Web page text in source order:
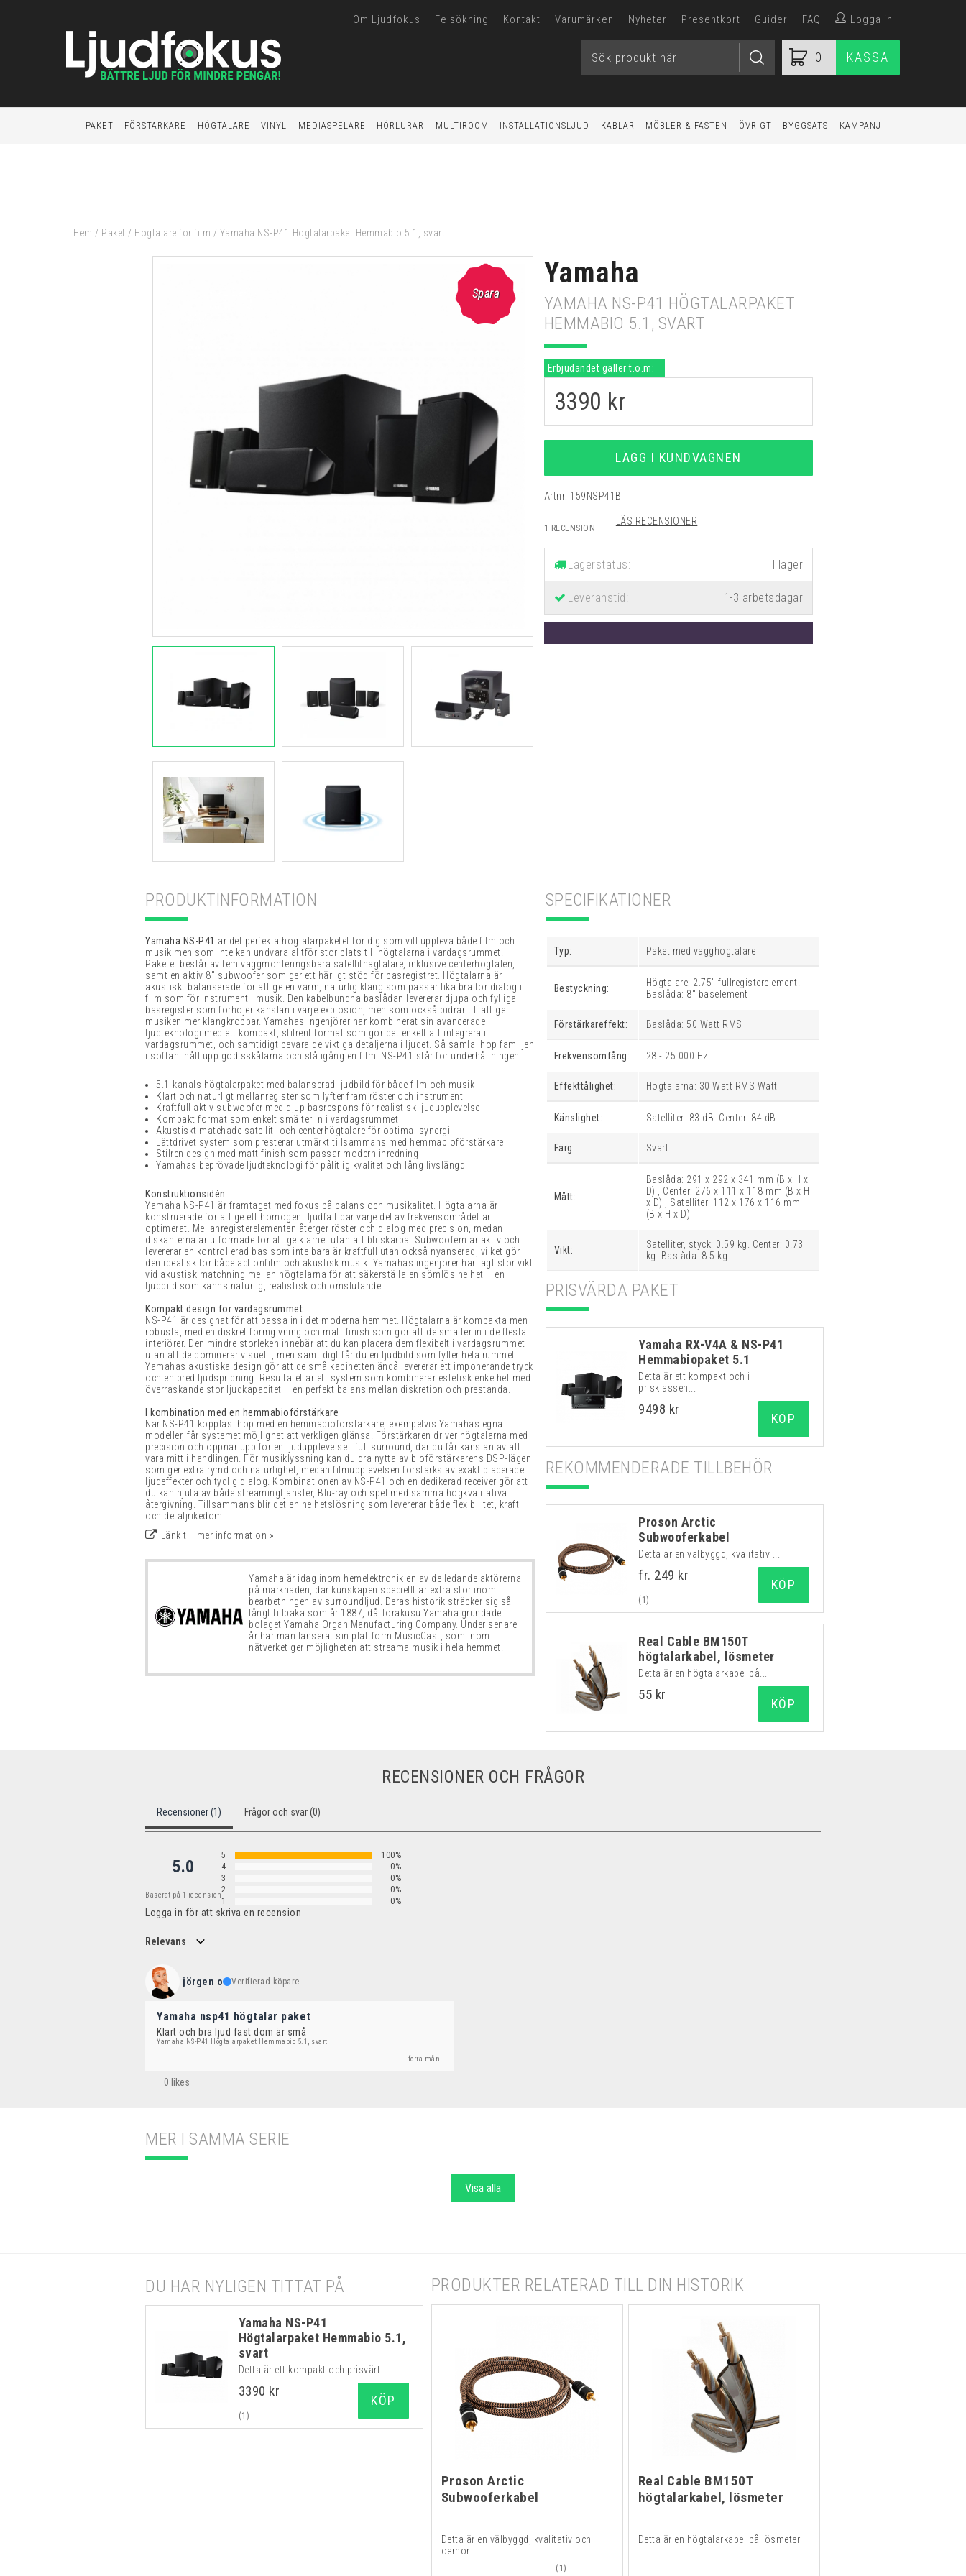
Om Ljudfokus Felsökning Kontakt Varumärken Nyheter Presentkort Guider FAQ Logga in
0 KASSA
PAKET FÖRSTÄRKARE HÖGTALARE VINYL MEDIASPELARE HÖRLURAR MULTIROOM INSTALLATIONSLJUD KABLAR MÖBLER & FÄSTEN ÖVRIGT BYGGSATS KAMPANJ
Hem / Paket / Högtalare för film / Yamaha NS-P41 Högtalarpaket Hemmabio 5.1, svart
Spara
Yamaha
YAMAHA NS-P41 HÖGTALARPAKET
HEMMABIO 5.1, SVART
Erbjudandet gäller t.o.m:
3390 kr
LÄGG I KUNDVAGNEN
Artnr: 159NSP41B
1 RECENSION
LÄS RECENSIONER
Lagerstatus:
Leveranstid: 1-3 arbetsdagar
PRODUKTINFORMATION
Yamaha NS-P41 är det perfekta högtalarpaketet för dig som vill uppleva både film och
musik men som inte kan undvara alltför stor plats till högtalarna i vardagsrummet.
Paketet består av fem väggmonteringsbara satellithägtalare, inklusive centerhögtalen,
samt en aktiv 8" subwoofer som ger ett härligt stöd för basregistret. Högtalarna är
akustiskt balanserade för att ge en varm, naturlig klang som passar lika bra för dialog i
film som för instrument i musik. Den kabelbundna baslådan levererar djupa och fylliga
basregister som förhöjer känslan i varje explosion, men som också bidrar till att ge
musiken mer klangkroppar. Yamahas ingenjörer har kombinerat sin avancerade
ljudteknologi med ett kompakt, stilrent format som gör det enkelt att integrera i
vardagsrummet, och samtidigt bevara de viktiga detaljerna i ljudet. Så samla ihop familjen
i soffan. håll upp godisskålarna och slå igång en film. NS-P41 står för underhållningen.
5.1-kanals högtalarpaket med balanserad ljudbild för både film och musik
Klart och naturligt mellanregister som lyfter fram röster och instrument
Kraftfull aktiv subwoofer med djup basrespons för realistisk ljudupplevelse
Kompakt format som enkelt smälter in i vardagsrummet
Akustiskt matchade satellit- och centerhögtalare för optimal synergi
Lättdrivet system som presterar utmärkt tillsammans med hemmabioförstärkare
Stilren design med matt finish som passar modern inredning
Yamahas beprövade ljudteknologi för pålitlig kvalitet och lång livslängd
Konstruktionsidén
Yamaha NS-P41 är framtaget med fokus på balans och musikalitet. Högtalarna är
konstruerade för att ge ett homogent ljudfält där varje del av frekvensområdet är
optimerat. Mellanregisterelementen återger röster och dialog med precision, medan
diskanterna är utformade för att ge klarhet utan att bli skarpa. Subwoofern är aktiv och
levererar en kontrollerad bas som inte bara är kraftfull utan också nyanserad, vilket gör
den idealisk för både actionfilm och akustisk musik. Yamahas ingenjörer har lagt stor vikt
vid akustisk matchning mellan högtalarna för att säkerställa en sömlös helhet – en
ljudbild som känns naturlig, realistisk och omslutande.
Kompakt design för vardagsrummet
NS-P41 är designat för att passa in i det moderna hemmet. Högtalarna är kompakta men
robusta, med en diskret formgivning och matt finish som gör att de smälter in i de flesta
interiörer. Den mindre storleken innebär att du kan placera dem flexibelt i vardagsrummet
utan att de dominerar visuellt, men samtidigt får du en ljudbild som fyller hela rummet.
Yamahas akustiska design gör att de små kabinetten ändå levererar ett imponerande tryck
och en bred ljudspridning. Resultatet är ett system som kombinerar estetisk enkelhet med
överraskande stor ljudkapacitet – en perfekt balans mellan diskretion och prestanda.
I kombination med en hemmabioförstärkare
När NS-P41 kopplas ihop med en hemmabioförstärkare, exempelvis Yamahas egna
modeller, får systemet möjlighet att verkligen glänsa. Förstärkaren driver högtalarna med
precision och öppnar upp för en ljudupplevelse i full surround, där du får känslan av att
vara mitt i handlingen. För musiklyssning kan du dra nytta av bioförstärkarens DSP-lägen
som ger extra rymd och naturlighet, medan filmupplevelsen förstärks av exakt placerade
ljudeffekter och tydlig dialog. Kombinationen av NS-P41 och en dedikerad receiver gör att
du kan njuta av både streamingtjänster, Blu-ray och spel med samma högkvalitativa
återgivning. Tillsammans blir det en helhetslösning som levererar både flexibilitet, kraft
och detaljrikedom.
Länk till mer information »
Yamaha är idag inom hemelektronik en av de ledande aktörerna
på marknaden, där kunskapen speciellt är extra stor inom
bearbetningen av surroundljud.
Deras historik sträcker sig så
långt tillbaka som år 1887, då Torakusu Yamaha grundade
bolaget Yamaha Organ Manufacturing Company. Under senare
år har man lanserat sin plattform MusicCast, som inom
nätverket ger möjligheten att streama musik i hela hemmet.
SPECIFIKATIONER
Typ: Paket med vägghögtalare
Bestyckning:
Högtalare: 2.75" fullregisterelement.
Baslåda: 8" baselement
Förstärkareffekt: Baslåda: 50 Watt RMS
Frekvensomfång: 28 - 25.000 Hz
Effekttålighet: Högtalarna: 30 Watt RMS Watt
Känslighet: Satelliter: 83 dB. Center: 84 dB
Färg: Svart
Mått:
Baslåda: 291 x 292 x 341 mm (B x H x
D) , Center: 276 x 111 x 118 mm (B x H
x D) , Satelliter: 112 x 176 x 116 mm
(B x H x D)
Vikt:
Satelliter, styck: 0.59 kg. Center: 0.73
kg. Baslåda: 8.5 kg
PRISVÄRDA PAKET
Yamaha RX-V4A & NS-P41
Hemmabiopaket 5.1
Detta är ett kompakt och i
prisklassen...
9498 kr
KÖP
REKOMMENDERADE TILLBEHÖR
Proson Arctic
Subwooferkabel
Detta är en välbyggd, kvalitativ ...
fr. 249 kr
(1)
KÖP
Real Cable BM150T
högtalarkabel, lösmeter
Detta är en högtalarkabel på...
55 kr
KÖP
RECENSIONER OCH FRÅGOR
Recensioner (1) Frågor och svar (0)
5.0
Baserat på 1 recension
5
100%
4
0%
3
0%
2
0%
1
0%
Logga in för att skriva en recension
Relevans
jörgen o Verifierad köpare
Yamaha nsp41 högtalar paket
Klart och bra ljud fast dom är små
Yamaha NS-P41 Högtalarpaket Hemmabio 5.1, svart
förra mån.
0 likes
MER I SAMMA SERIE
Visa alla
DU HAR NYLIGEN TITTAT PÅ
Yamaha NS-P41
Högtalarpaket Hemmabio 5.1,
svart
Detta är ett kompakt och prisvärt...
3390 kr
(1)
KÖP
PRODUKTER RELATERAD TILL DIN HISTORIK
Proson Arctic
Subwooferkabel
Detta är en välbyggd, kvalitativ och
oerhör...
(1)
Real Cable BM150T
högtalarkabel, lösmeter
Detta är en högtalarkabel på lösmeter
...